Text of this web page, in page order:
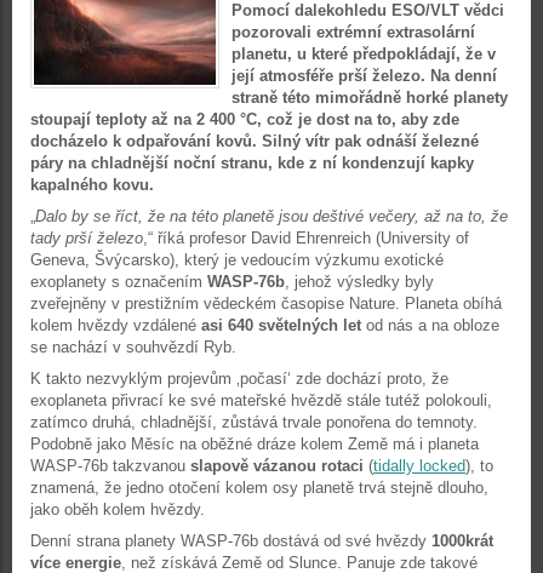
Pomocí dalekohledu ESO/VLT vědci
pozorovali extrémní extrasolární
planetu, u které předpokládají, že v
její atmosféře prší železo. Na denní
straně této mimořádně horké planety
stoupají teploty až na 2 400 °C, což je dost na to, aby zde
docházelo k odpařování kovů. Silný vítr pak odnáší železné
páry na chladnější noční stranu, kde z ní kondenzují kapky
kapalného kovu.
„Dalo by se říct, že na této planetě jsou deštivé večery, až na to, že
tady prší železo,“ říká profesor David Ehrenreich (University of
Geneva, Švýcarsko), který je vedoucím výzkumu exotické
exoplanety s označením WASP-76b, jehož výsledky byly
zveřejněny v prestižním vědeckém časopise Nature. Planeta obíhá
kolem hvězdy vzdálené asi 640 světelných let od nás a na obloze
se nachází v souhvězdí Ryb.
K takto nezvyklým projevům ‚počasí‘ zde dochází proto, že
exoplaneta přivrací ke své mateřské hvězdě stále tutéž polokouli,
zatímco druhá, chladnější, zůstává trvale ponořena do temnoty.
Podobně jako Měsíc na oběžné dráze kolem Země má i planeta
WASP-76b takzvanou slapově vázanou rotaci (tidally locked), to
znamená, že jedno otočení kolem osy planetě trvá stejně dlouho,
jako oběh kolem hvězdy.
Denní strana planety WASP-76b dostává od své hvězdy 1000krát
více energie, než získává Země od Slunce. Panuje zde takové